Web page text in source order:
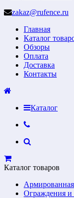
zakaz@rufence.ru
Главная
Каталог
Обзоры
Оплата
Доставка
Контакты
Каталог
Каталог товаров
Ограждения и